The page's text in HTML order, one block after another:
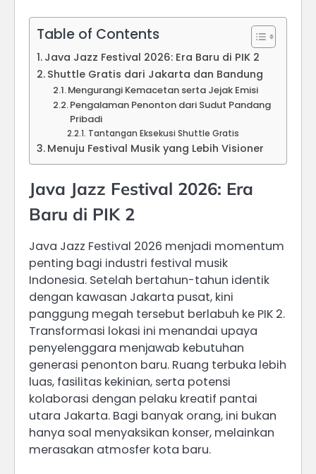
Table of Contents
Java Jazz Festival 2026: Era Baru di PIK 2
Shuttle Gratis dari Jakarta dan Bandung
Mengurangi Kemacetan serta Jejak Emisi
Pengalaman Penonton dari Sudut Pandang
Pribadi
Tantangan Eksekusi Shuttle Gratis
Menuju Festival Musik yang Lebih Visioner
Java Jazz Festival 2026: Era
Baru di PIK 2
Java Jazz Festival 2026 menjadi momentum
penting bagi industri festival musik
Indonesia. Setelah bertahun-tahun identik
dengan kawasan Jakarta pusat, kini
panggung megah tersebut berlabuh ke PIK 2.
Transformasi lokasi ini menandai upaya
penyelenggara menjawab kebutuhan
generasi penonton baru. Ruang terbuka lebih
luas, fasilitas kekinian, serta potensi
kolaborasi dengan pelaku kreatif pantai
utara Jakarta. Bagi banyak orang, ini bukan
hanya soal menyaksikan konser, melainkan
merasakan atmosfer kota baru.